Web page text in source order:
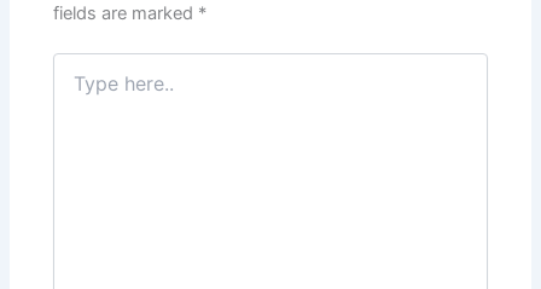
fields are marked *
here..